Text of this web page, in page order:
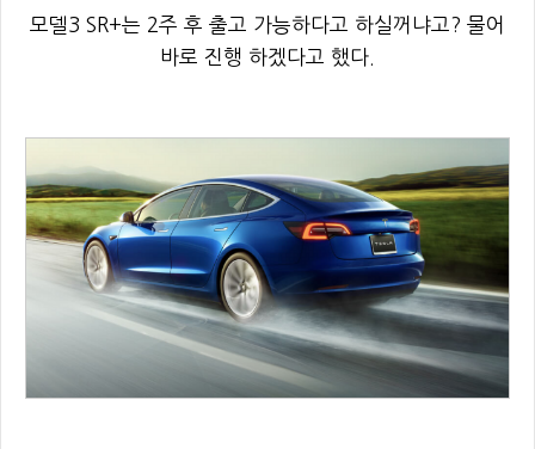
모델3 SR+는 2주 후 출고 가능하다고 하실꺼냐고? 물어
바로 진행 하겠다고 했다.